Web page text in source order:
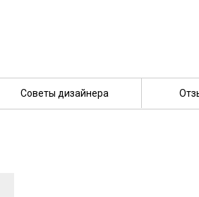
Советы дизайнера